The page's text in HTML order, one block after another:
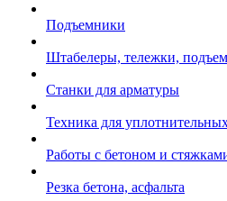
Подъемники
Штабелеры, тележки,
Станки для арматуры
Техника для
Работы с бетоном и
Резка бетона, асфальта